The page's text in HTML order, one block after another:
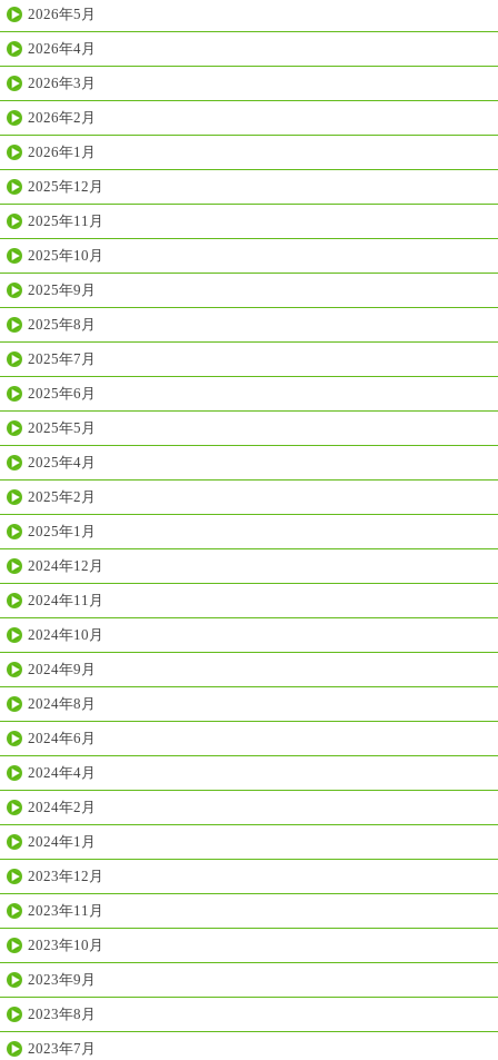
2026年5月
2026年4月
2026年3月
2026年2月
2026年1月
2025年12月
2025年11月
2025年10月
2025年9月
2025年8月
2025年7月
2025年6月
2025年5月
2025年4月
2025年2月
2025年1月
2024年12月
2024年11月
2024年10月
2024年9月
2024年8月
2024年6月
2024年4月
2024年2月
2024年1月
2023年12月
2023年11月
2023年10月
2023年9月
2023年8月
2023年7月